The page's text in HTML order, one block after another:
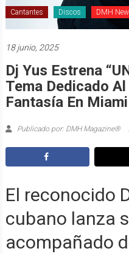
Cantantes Discos DMH
18 junio, 2025
Dj Yus Estrena
Tema Dedicado
Fantasía En Miami
Publicado por: DMH Magazine®
El reconocido
cubano lanza
acompañado